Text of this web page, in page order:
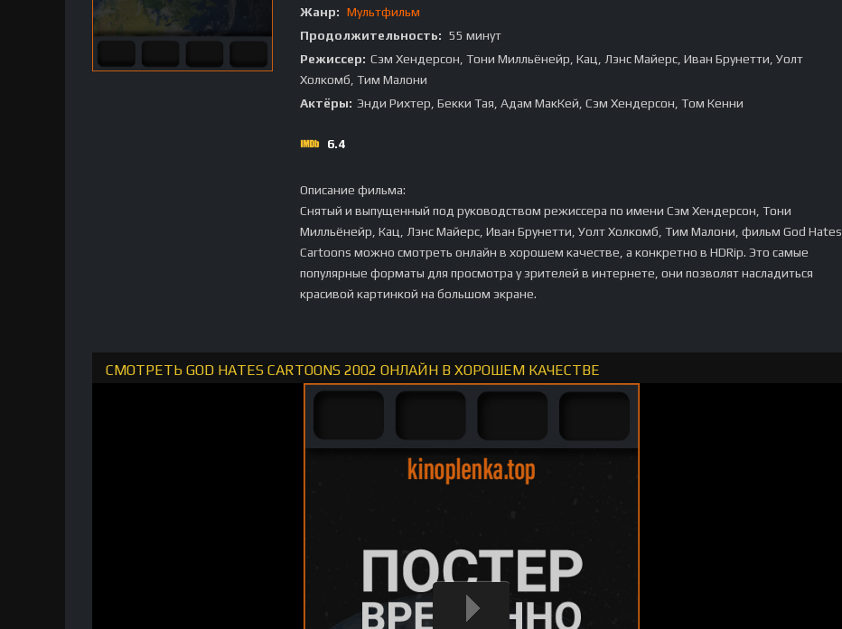
Жанр: Мультфильм
Продолжительность: 55 минут
Режиссер: Сэм Хендерсон, Тони Милльёнейр, Кац, Лэнс Майерс, Иван Брунетти, Уолт
Холкомб, Тим Малони
Актёры: Энди Рихтер, Бекки Тая, Адам МакКей, Сэм Хендерсон, Том Кенни
6.4
Описание фильма:
Снятый и выпущенный под руководством режиссера по имени Сэм Хендерсон, Тони
Милльёнейр, Кац, Лэнс Майерс, Иван Брунетти, Уолт Холкомб, Тим Малони, фильм God Hates
Cartoons можно смотреть онлайн в хорошем качестве, а конкретно в HDRip. Это самые
популярные форматы для просмотра у зрителей в интернете, они позволят насладиться
красивой картинкой на большом экране.
СМОТРЕТЬ GOD HATES CARTOONS 2002 ОНЛАЙН В ХОРОШЕМ КАЧЕСТВЕ